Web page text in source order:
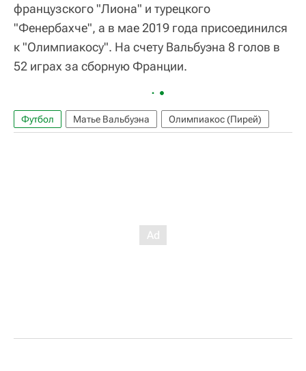
французского "Лиона" и турецкого
"Фенербахче", а в мае 2019 года присоединился
к "Олимпиакосу". На счету Вальбуэна 8 голов в
52 играх за сборную Франции.
Футбол Матье Вальбуэна Олимпиакос (Пирей)